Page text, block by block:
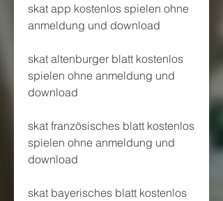
skat app kostenlos spielen ohne
anmeldung und download
skat altenburger blatt kostenlos
spielen ohne anmeldung und
download
skat französisches blatt kostenlos
spielen ohne anmeldung und
download
skat bayerisches blatt kostenlos